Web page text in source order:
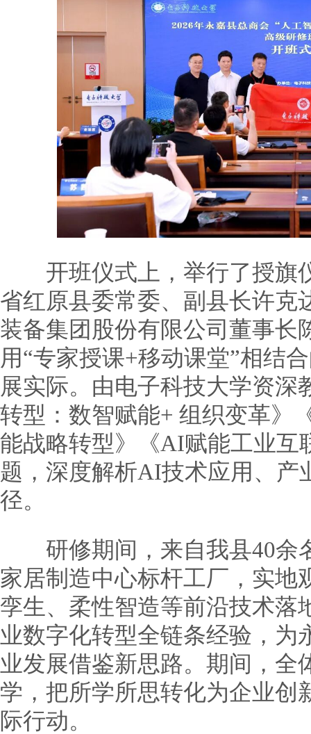
开班仪式上，举行了授旗
省红原县委常委、副县长许克
装备集团股份有限公司董事长
用“专家授课+移动课堂”相结
展实际。由电子科技大学资深
转型：数智赋能+ 组织变革》
能战略转型》《AI赋能工业互
题，深度解析AI技术应用、产
径。
研修期间，来自我县40余
家居制造中心标杆工厂，实地
孪生、柔性智造等前沿技术落
业数字化转型全链条经验，为
业发展借鉴新思路。期间，全
学，把所学所思转化为企业创
际行动。